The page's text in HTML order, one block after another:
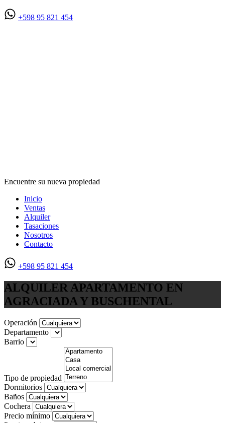
+598 95 821 454
Encuentre su nueva propiedad
Inicio
Ventas
Alquiler
Tasaciones
Nosotros
Contacto
+598 95 821 454
ALQUILER APARTAMENTO EN
AGRACIADA Y BUSCHENTAL
Operación
Departamento
Barrio
Tipo de propiedad
Dormitorios
Baños
Cochera
Precio mínimo